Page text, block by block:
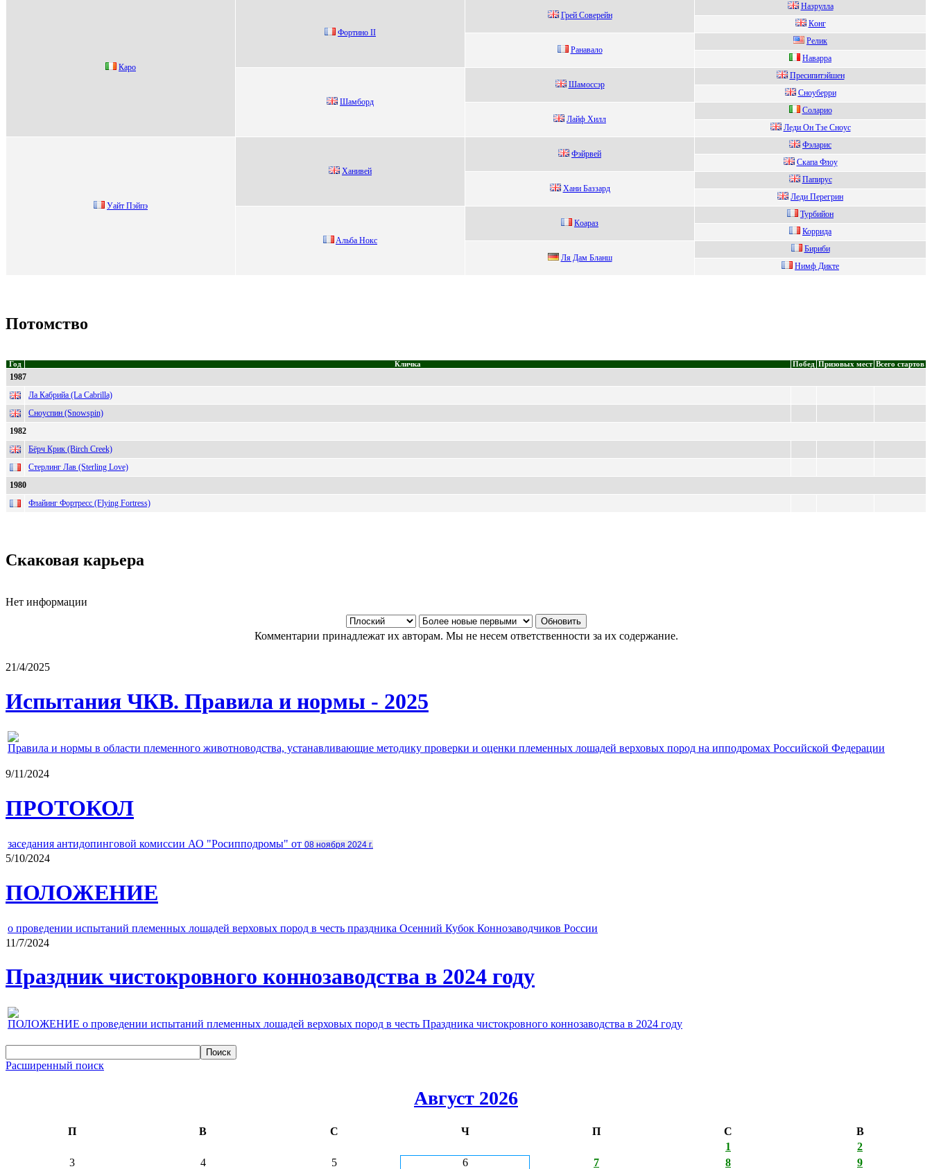
Кapо
Фортино II
Грей Cоверейн
Hазpулла
Кoнг
Ранавало
Рeлик
Нaвaррa
Шaмбоpд
Шамoccэр
Преcипитэйшен
Сноуберри
Лaйф Хилл
Coлаpиo
Лeди Oн Тзe Сноус
Уaйт Пэйпэ
Xанивeй
Фэйрвей
Фэлаpиc
Cкaпa Флoу
Xани Баззард
Папиpуc
Лeди Пepeгpин
Aльба Нокc
Кoaрaз
Туpбийoн
Коppидa
Ля Дaм Блaнш
Биpиби
Hимф Дикте
Потомство
Год Кличка Побед Призовых мест Всего стартов
1987
Ла Кабрийа (La Cabrilla)
Сноуспин (Snowspin)
1982
Бёрч Крик (Birch Creek)
Стерлинг Лав (Sterling Love)
1980
Флайинг Фортресс (Flying Fortress)
Скаковая карьера
Нет информации
Комментарии принадлежат их авторам. Мы не несем ответственности за их содержание.
21/4/2025
Испытания ЧКВ. Правила и нормы - 2025
Правила и нормы в области племенного животноводства, устанавливающие методику проверки и оценки племенных лошадей верховых пород на ипподромах Российской Федерации
9/11/2024
ПРОТОКОЛ
заседания антидопинговой комиссии АО "Росипподромы" от 08 ноября 2024 г.
5/10/2024
ПОЛОЖЕНИЕ
о проведении испытаний племенных лошадей верховых пород в честь праздника Осенний Кубок Коннозаводчиков России
11/7/2024
Праздник чистокровного коннозаводства в 2024 году
ПОЛОЖЕНИЕ о проведении испытаний племенных лошадей верховых пород в честь Праздника чистокровного коннозаводства в 2024 году
Расширенный поиск
Август 2026
П В С Ч П С
В
1
2
3
4 5 6 7 8
9